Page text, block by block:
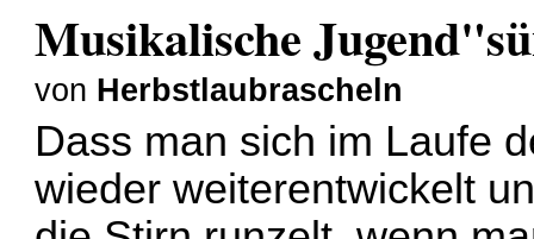
Musikalische
von Herbstlaubrascheln
Dass man sich im Laufe
wieder weiterentwickelt